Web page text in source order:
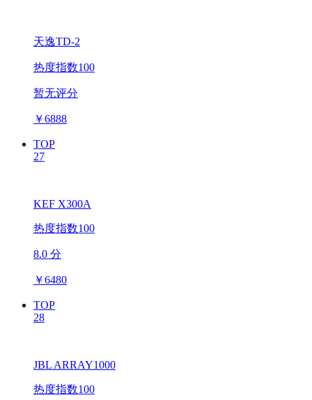
天逸TD-2
热度指数100
暂无评分
￥6888
TOP
27
KEF X300A
热度指数100
8.0 分
￥6480
TOP
28
JBL ARRAY1000
热度指数100